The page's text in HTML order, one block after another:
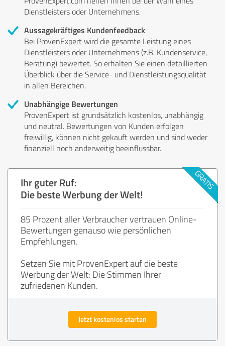
Dienstleisters oder Unternehmens.
Aussagekräftiges Kundenfeedback
Bei ProvenExpert wird die gesamte Leistung eines
Dienstleisters oder Unternehmens (z.B. Kundenservice,
Beratung) bewertet. So erhalten Sie einen detaillierten
Überblick über die Service- und Dienstleistungsqualität
in allen Bereichen.
Unabhängige Bewertungen
ProvenExpert ist grundsätzlich kostenlos, unabhängig
und neutral. Bewertungen von Kunden erfolgen
freiwillig, können nicht gekauft werden und sind weder
finanziell noch anderweitig beeinflussbar.
Ihr guter Ruf:
Die beste Werbung der Welt!
85 Prozent aller Verbraucher vertrauen Online-
Bewertungen genauso wie persönlichen
Empfehlungen.
Setzen Sie mit ProvenExpert auf die beste
Werbung der Welt: Die Stimmen Ihrer
zufriedenen Kunden.
Jetzt kostenlos starten